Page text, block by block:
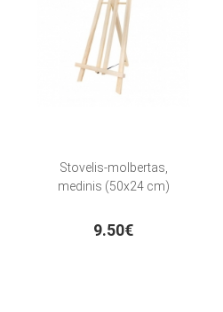
Stovelis-molbertas,
medinis (50x24 cm)
9.50€